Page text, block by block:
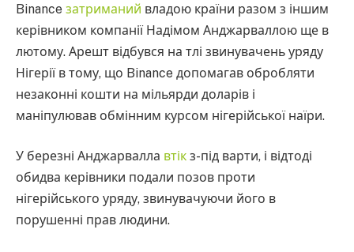
Binance затриманий владою країни разом з іншим
керівником компанії Надімом Анджарваллою ще в
лютому. Арешт відбувся на тлі звинувачень уряду
Нігерії в тому, що Binance допомагав обробляти
незаконні кошти на мільярди доларів і
маніпулював обмінним курсом нігерійської наїри.
У березні Анджарвалла втік з-під варти, і відтоді
обидва керівники подали позов проти
нігерійського уряду, звинувачуючи його в
порушенні прав людини.